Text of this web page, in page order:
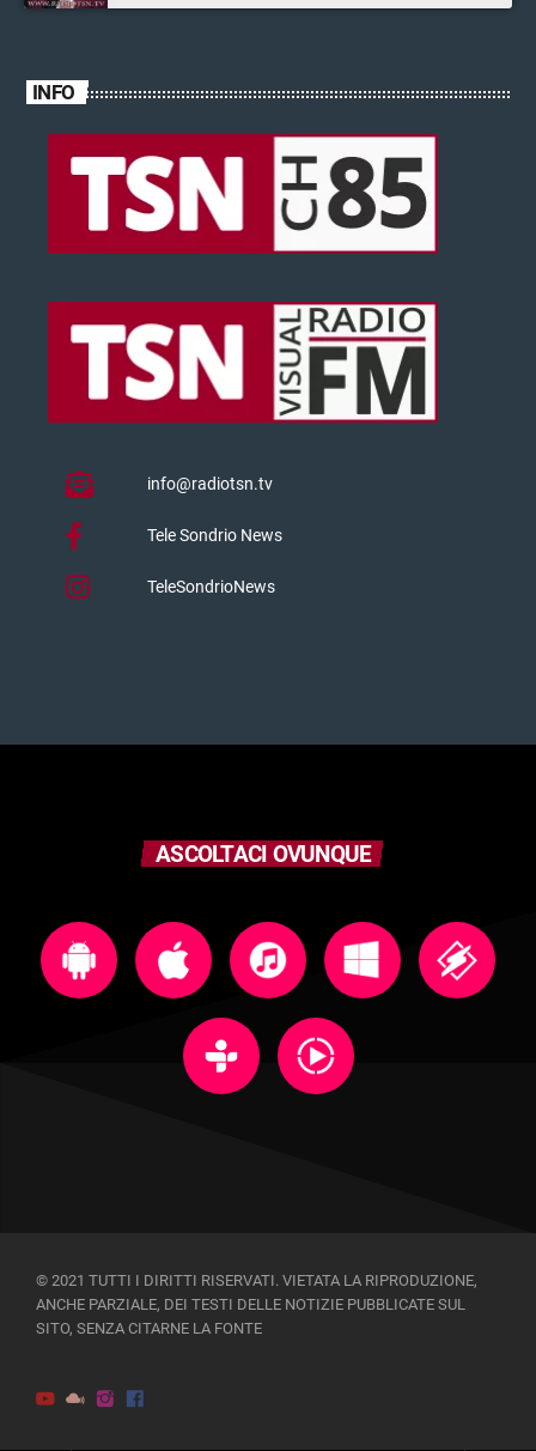
INFO
info@radiotsn.tv
Tele Sondrio News
TeleSondrioNews
ASCOLTACI OVUNQUE
© 2021 TUTTI I DIRITTI RISERVATI. VIETATA LA RIPRODUZIONE,
ANCHE PARZIALE, DEI TESTI DELLE NOTIZIE PUBBLICATE SUL
SITO, SENZA CITARNE LA FONTE